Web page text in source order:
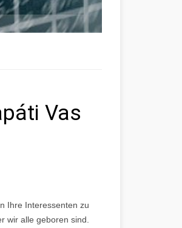
Vas
Ihre Interessenten zu
wir alle geboren sind.